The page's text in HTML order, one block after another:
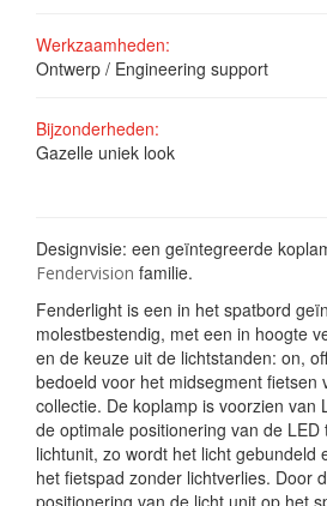
Werkzaamheden:
Ontwerp / Engineering support
Bijzonderheden:
Gazelle uniek look
Designvisie: een geïntegreerde
Fendervision familie.
Fenderlight is een in het spatbord
molestbestendig, met een in hoogte
en de keuze uit de lichtstanden: on,
bedoeld voor het midsegment fietsen
collectie. De koplamp is voorzien van
de optimale positionering van de
lichtunit, zo wordt het licht gebundeld
het fietspad zonder lichtverlies. Door